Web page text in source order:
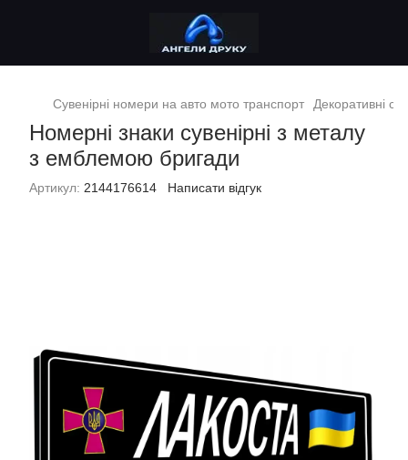
Сувенірні номери на авто мото транспорт Декоративні
Номерні знаки сувенірні з металу
з емблемою бригади
Артикул: 2144176614 Написати відгук